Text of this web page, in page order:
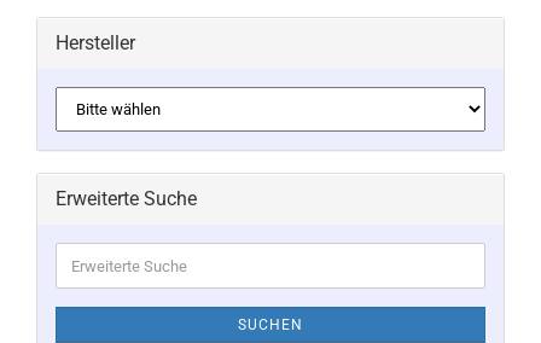
Hersteller
Erweiterte Suche
Suche
SUCHEN